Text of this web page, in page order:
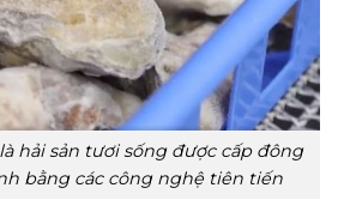
hải sản tươi sống được cấp đông
bằng các công nghệ tiên tiến